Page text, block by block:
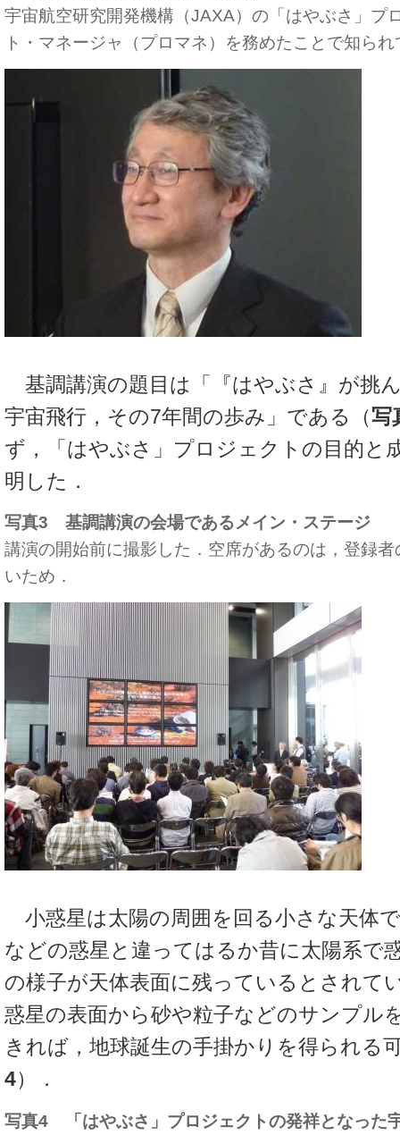
宇宙航空研究開発機構（JAXA）の「はやぶさ」プ
ト・マネージャ（プロマネ）を務めたことで知ら
基調講演の題目は「『はやぶさ』が挑
宇宙飛行，その7年間の歩み」である（写
ず，「はやぶさ」プロジェクトの目的と
明した．
写真3 基調講演の会場であるメイン・ステージ
講演の開始前に撮影した．空席があるのは，登録
いため．
小惑星は太陽の周囲を回る小さな天体
などの惑星と違ってはるか昔に太陽系で
の様子が天体表面に残っているとされて
惑星の表面から砂や粒子などのサンプル
きれば，地球誕生の手掛かりを得られる
4）．
写真4 「はやぶさ」プロジェクトの発祥となった